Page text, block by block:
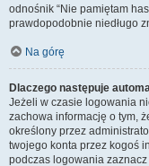
odnośnik “Nie pamiętam
prawdopodobnie niedługo
Na górę
Dlaczego następuje
Jeżeli w czasie logowania
zachowa informację o tym,
określony przez
twojego konta przez kogoś
podczas logowania zaznacz